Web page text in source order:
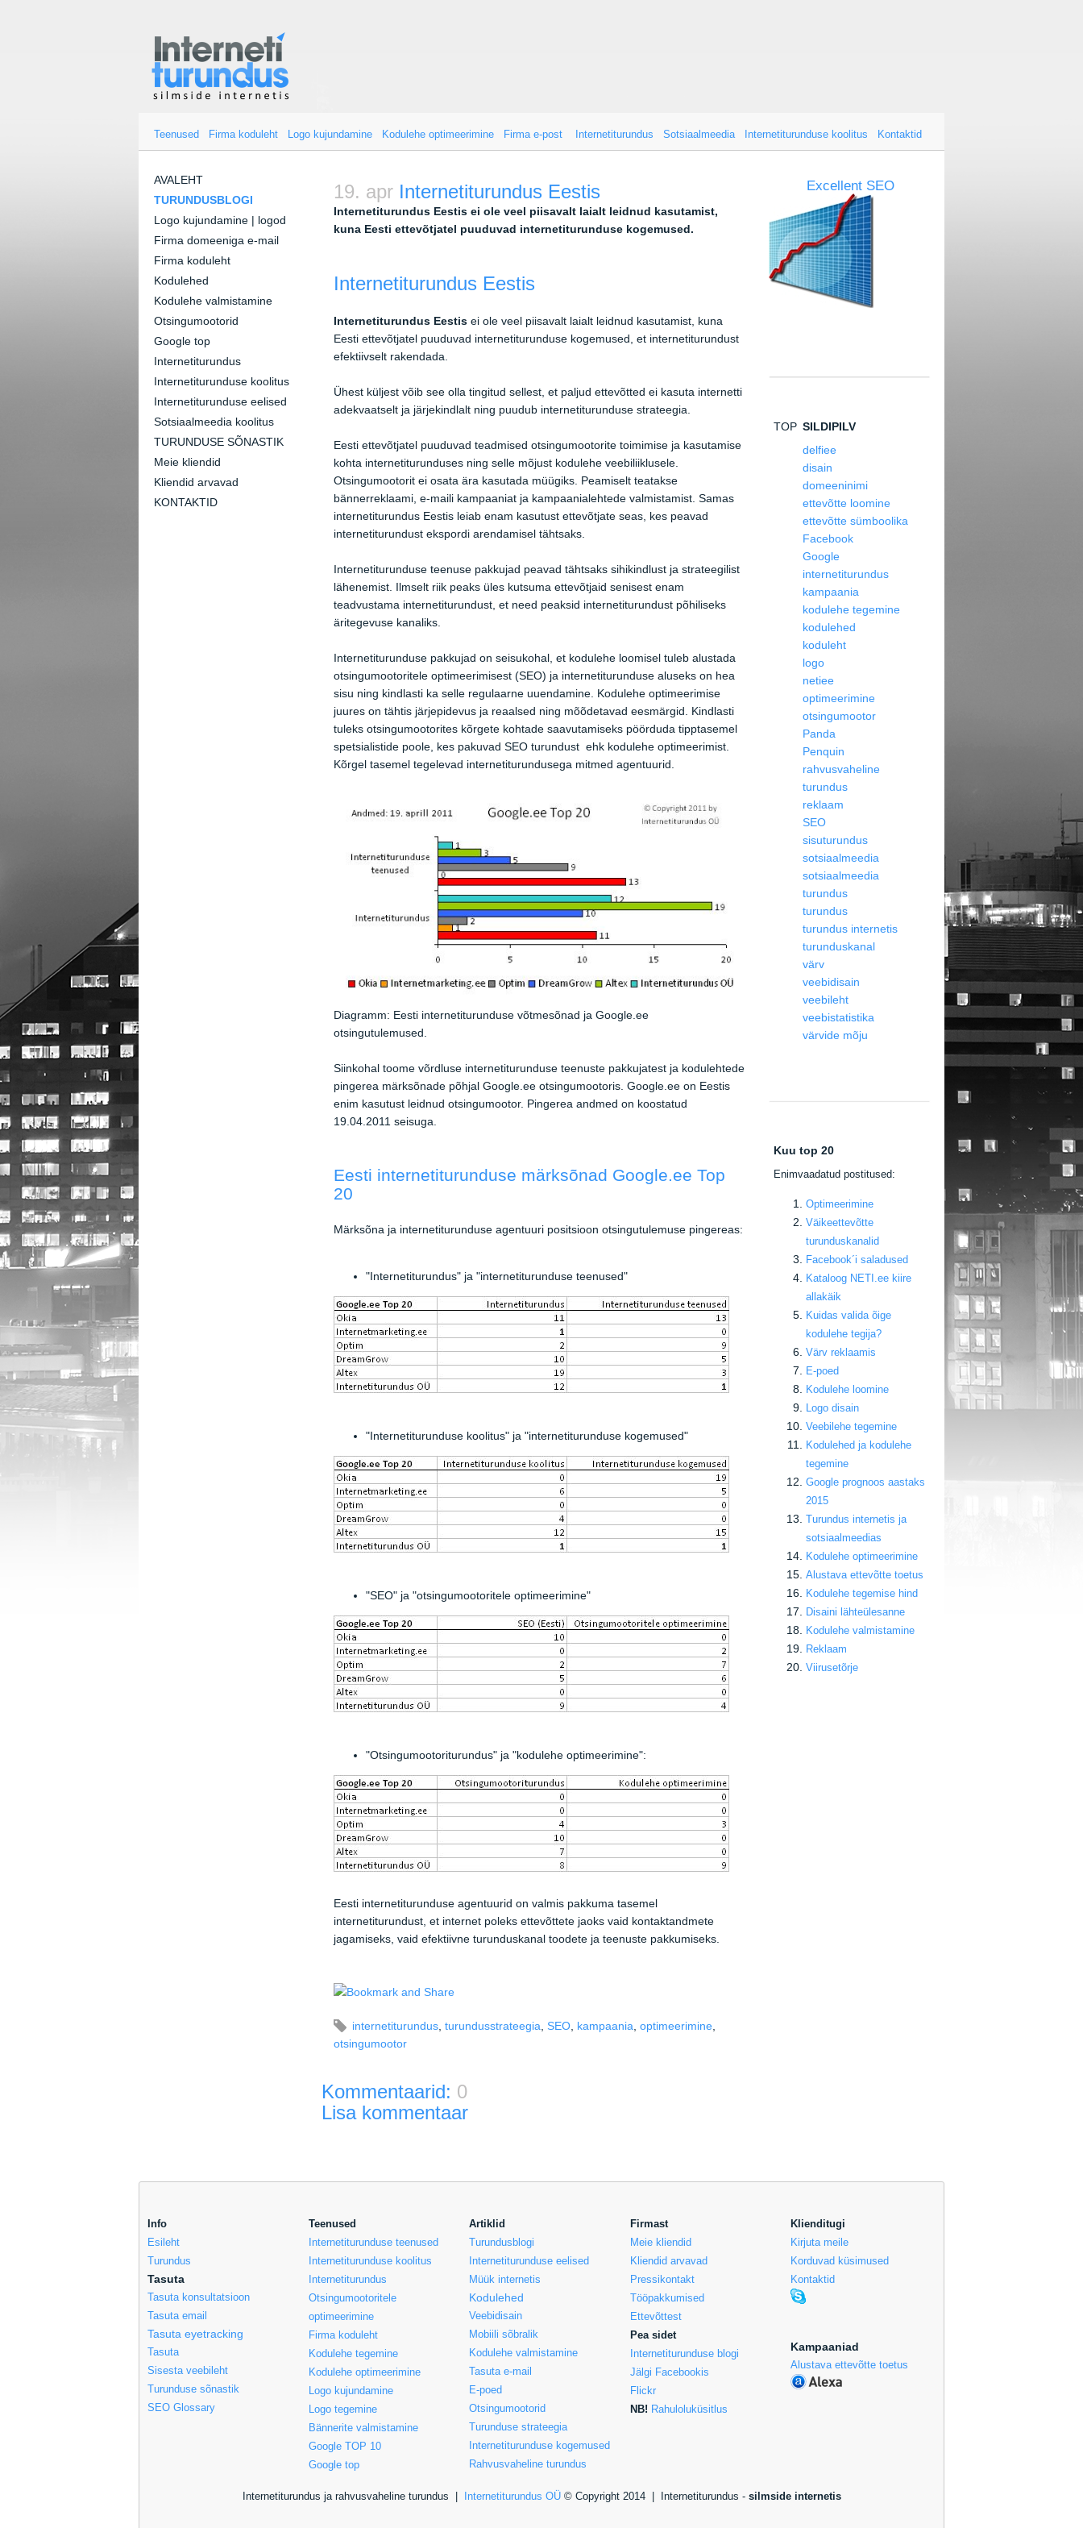
Teenused Firma koduleht Logo kujundamine Kodulehe optimeerimine Firma e-post Internetiturundus Sotsiaalmeedia Internetiturunduse koolitus Kontaktid
AVALEHT
TURUNDUSBLOGI
Logo kujundamine | logod
Firma domeeniga e-mail
Firma koduleht
Kodulehed
Kodulehe valmistamine
Otsingumootorid
Google top
Internetiturundus
Internetiturunduse koolitus
Internetiturunduse eelised
Sotsiaalmeedia koolitus
TURUNDUSE SÕNASTIK
Meie kliendid
Kliendid arvavad
KONTAKTID
19. apr Internetiturundus Eestis
Internetiturundus Eestis ei ole veel piisavalt laialt leidnud kasutamist,
kuna Eesti ettevõtjatel puuduvad internetiturunduse kogemused.
Internetiturundus Eestis
Internetiturundus Eestis ei ole veel piisavalt laialt leidnud kasutamist, kuna
Eesti ettevõtjatel puuduvad internetiturunduse kogemused, et internetiturundust
efektiivselt rakendada.
Ühest küljest võib see olla tingitud sellest, et paljud ettevõtted ei kasuta internetti
adekvaatselt ja järjekindlalt ning puudub internetiturunduse strateegia.
Eesti ettevõtjatel puuduvad teadmised otsingumootorite toimimise ja kasutamise
kohta internetiturunduses ning selle mõjust kodulehe veebiliiklusele.
Otsingumootorit ei osata ära kasutada müügiks. Peamiselt teatakse
bännerreklaami, e-maili kampaaniat ja kampaanialehtede valmistamist. Samas
internetiturundus Eestis leiab enam kasutust ettevõtjate seas, kes peavad
internetiturundust ekspordi arendamisel tähtsaks.
Internetiturunduse teenuse pakkujad peavad tähtsaks sihikindlust ja strateegilist
lähenemist. Ilmselt riik peaks üles kutsuma ettevõtjaid senisest enam
teadvustama internetiturundust, et need peaksid internetiturundust põhiliseks
äritegevuse kanaliks.
Internetiturunduse pakkujad on seisukohal, et kodulehe loomisel tuleb alustada
otsingumootoritele optimeerimisest (SEO) ja internetiturunduse aluseks on hea
sisu ning kindlasti ka selle regulaarne uuendamine. Kodulehe optimeerimise
juures on tähtis järjepidevus ja reaalsed ning mõõdetavad eesmärgid. Kindlasti
tuleks otsingumootorites kõrgete kohtade saavutamiseks pöörduda tipptasemel
spetsialistide poole, kes pakuvad SEO turundust ehk kodulehe optimeerimist.
Kõrgel tasemel tegelevad internetiturundusega mitmed agentuurid.
Diagramm: Eesti internetiturunduse võtmesõnad ja Google.ee
otsingutulemused.
Siinkohal toome võrdluse internetiturunduse teenuste pakkujatest ja kodulehtede
pingerea märksõnade põhjal Google.ee otsingumootoris. Google.ee on Eestis
enim kasutust leidnud otsingumootor. Pingerea andmed on koostatud
19.04.2011 seisuga.
Eesti internetiturunduse märksõnad Google.ee Top
20
Märksõna ja internetiturunduse agentuuri positsioon otsingutulemuse pingereas:
"Internetiturundus" ja "internetiturunduse teenused"
"Internetiturunduse koolitus" ja "internetiturunduse kogemused"
"SEO" ja "otsingumootoritele optimeerimine"
"Otsingumootoriturundus" ja "kodulehe optimeerimine":
Eesti internetiturunduse agentuurid on valmis pakkuma tasemel
internetiturundust, et internet poleks ettevõttete jaoks vaid kontaktandmete
jagamiseks, vaid efektiivne turunduskanal toodete ja teenuste pakkumiseks.
internetiturundus turundusstrateegia SEO kampaania optimeerimine
otsingumootor
Kommentaarid: 0
Lisa kommentaar
Excellent SEO
TOP SILDIPILV
delfiee
disain
domeeninimi
ettevõtte loomine
ettevõtte sümboolika
Facebook
Google
internetiturundus
kampaania
kodulehe tegemine
kodulehed
koduleht
logo
netiee
optimeerimine
otsingumootor
Panda
Penquin
rahvusvaheline
turundus
reklaam
SEO
sisuturundus
sotsiaalmeedia
sotsiaalmeedia
turundus
turundus
turundus internetis
turunduskanal
värv
veebidisain
veebileht
veebistatistika
värvide mõju
Kuu top 20
Enimvaadatud postitused:
Optimeerimine
Väikeettevõtte
turunduskanalid
Facebook´i saladused
Kataloog NETI.ee kiire
allakäik
Kuidas valida õige
kodulehe tegija?
Värv reklaamis
E-poed
Kodulehe loomine
Logo disain
Veebilehe tegemine
Kodulehed ja kodulehe
tegemine
Google prognoos aastaks
2015
Turundus internetis ja
sotsiaalmeedias
Kodulehe optimeerimine
Alustava ettevõtte toetus
Kodulehe tegemise hind
Disaini lähteülesanne
Kodulehe valmistamine
Reklaam
Viirusetõrje
Info
Esileht
Turundus
Tasuta
Tasuta konsultatsioon
Tasuta email
Tasuta eyetracking
Tasuta
Sisesta veebileht
Turunduse sõnastik
SEO Glossary
Teenused
Internetiturunduse teenused
Internetiturunduse koolitus
Internetiturundus
Otsingumootoritele
optimeerimine
Firma koduleht
Kodulehe tegemine
Kodulehe optimeerimine
Logo kujundamine
Logo tegemine
Bännerite valmistamine
Google TOP 10
Google top
Artiklid
Turundusblogi
Internetiturunduse eelised
Müük internetis
Kodulehed
Veebidisain
Mobiili sõbralik
Kodulehe valmistamine
Tasuta e-mail
E-poed
Otsingumootorid
Turunduse strateegia
Internetiturunduse kogemused
Rahvusvaheline turundus
Firmast
Meie kliendid
Kliendid arvavad
Pressikontakt
Tööpakkumised
Ettevõttest
Pea sidet
Internetiturunduse blogi
Jälgi Facebookis
Flickr
NB! Rahuloluküsitlus
Klienditugi
Kirjuta meile
Korduvad küsimused
Kontaktid
Kampaaniad
Alustava ettevõtte toetus
Internetiturundus ja rahvusvaheline turundus | Internetiturundus OÜ© Copyright 2014 | Internetiturundus - silmside internetis